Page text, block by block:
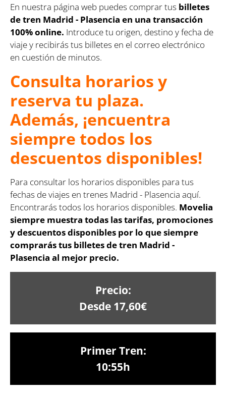
En nuestra página web puedes comprar tus billetes
de tren Madrid - Plasencia en una transacción
100% online. Introduce tu origen, destino y fecha de
viaje y recibirás tus billetes en el correo electrónico
en cuestión de minutos.
Consulta horarios y
reserva tu plaza.
Además, ¡encuentra
siempre todos los
descuentos disponibles!
Para consultar los horarios disponibles para tus
fechas de viajes en trenes Madrid - Plasencia aquí.
Encontrarás todos los horarios disponibles. Movelia
siempre muestra todas las tarifas, promociones
y descuentos disponibles por lo que siempre
comprarás tus billetes de tren Madrid -
Plasencia al mejor precio.
Precio:
Desde 17,60€
Primer Tren:
10:55h